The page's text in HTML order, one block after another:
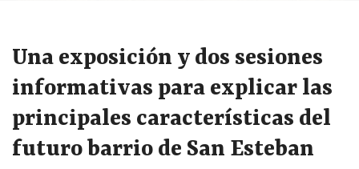
Una exposición y dos sesiones
informativas para explicar las
principales características del
futuro barrio de San Esteban